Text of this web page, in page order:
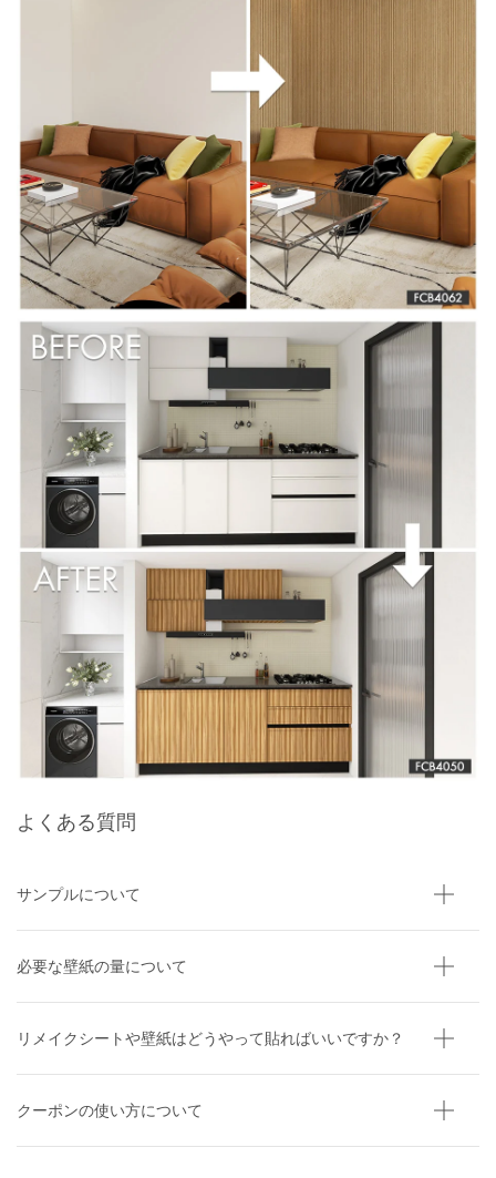
よくある質問
サンプルについて
必要な壁紙の量について
リメイクシートや壁紙はどうやって貼ればいいですか？
クーポンの使い方について